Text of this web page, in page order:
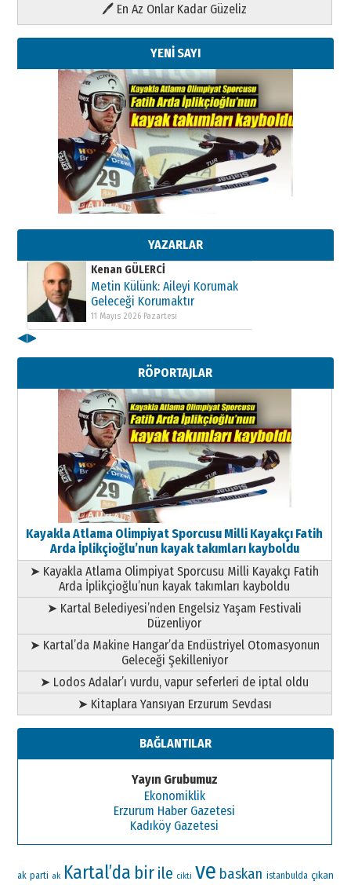
🖊 En Az Onlar Kadar Güzeliz
YENİ SAYI
YAZARLAR
Kenan GÜLERCİ
Metin Külünk: Aileyi Korumak
11 Mayıs 2026 Pazartesi
Kenan GÜLERCİ
Metin Külünk: Aileyi Korumak
Geleceği Korumaktır
11 Mayıs 2026 Pazartesi
Metin Külünk: Aileyi Korumak
Geleceği Korumaktır
11 Mayıs 2026 Pazartesi
◀▶
RÖPORTAJLAR
Kayakla Atlama Olimpiyat Sporcusu Milli Kayakçı Fatih
Arda İplikçioğlu’nun kayak takımları kayboldu
➤ Kayakla Atlama Olimpiyat Sporcusu Milli Kayakçı Fatih
Arda İplikçioğlu’nun kayak takımları kayboldu
➤ Kartal Belediyesi’nden Engelsiz Yaşam Festivali
Düzenliyor
➤ Kartal’da Makine Hangar’da Endüstriyel Otomasyonun
Geleceği Şekilleniyor
➤ Lodos Adalar’ı vurdu, vapur seferleri de iptal oldu
➤ Kitaplara Yansıyan Erzurum Sevdası
BAĞLANTILAR
Yayın Grubumuz
Ekonomiklik
Erzurum Haber Gazetesi
Kadıköy Gazetesi
ak parti ak Kartal’da bir ile cikti ve baskan istanbulda çıkan